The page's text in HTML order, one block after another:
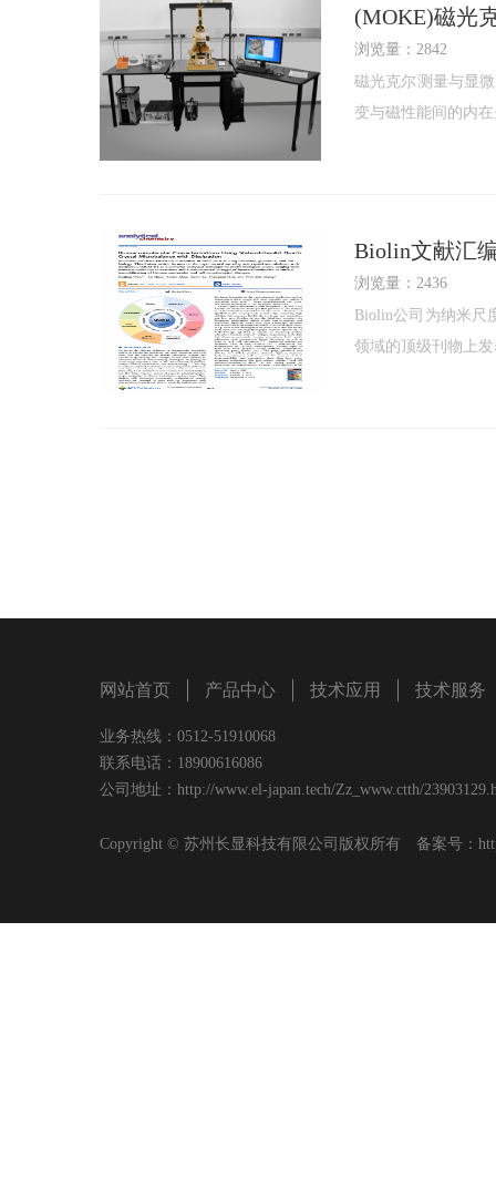
(MOKE)磁光
浏览量：2842
磁光克尔测量与显
变与磁性能间的内在
Biolin文献汇
浏览量：2436
Biolin公司为纳米尺
领域的顶级刊物上发
网站首页 产品中心 技术应用 技术服务
业务热线：0512-51910068
联系电话：18900616086
公司地址：http://www.el-japan.tech/Zz_www.ctth/
Copyright © 苏州长显科技有限公司版权所有 备案号：